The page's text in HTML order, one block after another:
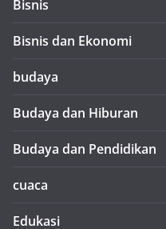
Bisnis
Bisnis dan Ekonomi
budaya
Budaya dan Hiburan
Budaya dan Pendidikan
cuaca
Edukasi